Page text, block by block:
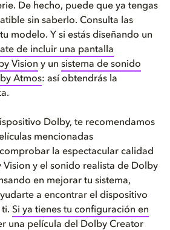
De hecho, puede que ya tengas
sin saberlo. Consulta las
modelo. Y si estás diseñando un
de incluir una pantalla
Vision y un sistema de sonido
Atmos: así obtendrás la
Dolby, te recomendamos
mencionadas
la espectacular calidad
y el sonido realista de Dolby
en mejorar tu sistema,
a encontrar el dispositivo
Si ya tienes tu configuración en
una película del Dolby Creator